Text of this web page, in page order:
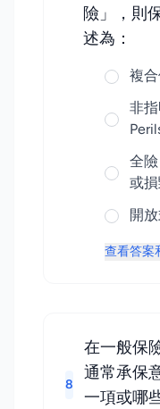
險」，則
述為：
複
非
全
或損
開
查看答案
8
在一般保
通常承保
一項或哪